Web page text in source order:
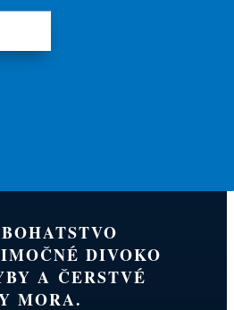
DIVOKO
A ČERSTVÉ
MORA.